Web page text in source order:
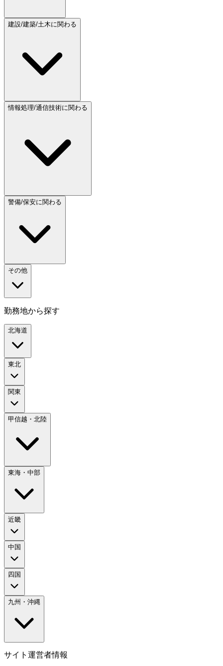
建設/建築/土木に関わる
情報処理/通信技術に関わる
警備/保安に関わる
その他
勤務地から探す
北海道
東北
関東
甲信越・北陸
東海・中部
近畿
中国
四国
九州・沖縄
サイト運営者情報